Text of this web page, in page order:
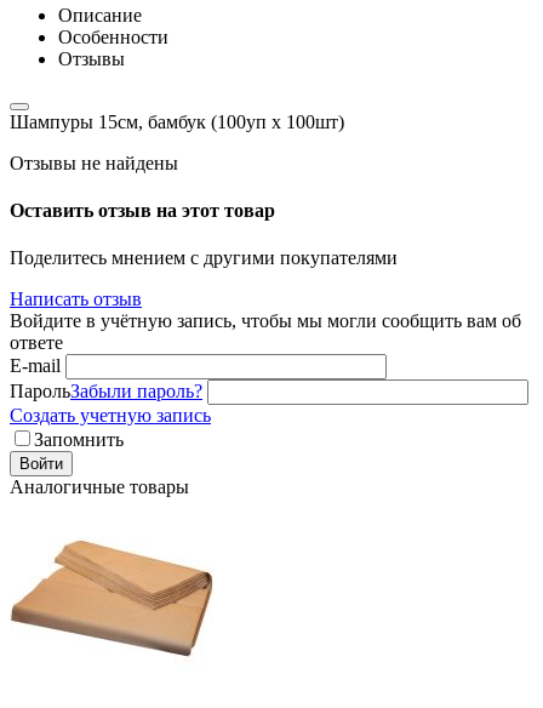
Описание
Особенности
Отзывы
Шампуры 15см, бамбук (100уп х 100шт)
Отзывы не найдены
Оставить отзыв на этот товар
Поделитесь мнением с другими покупателями
Написать отзыв
Войдите в учётную запись, чтобы мы могли сообщить вам об
ответе
E-mail
ПарольЗабыли пароль?
Создать учетную запись
Запомнить
Войти
Аналогичные товары